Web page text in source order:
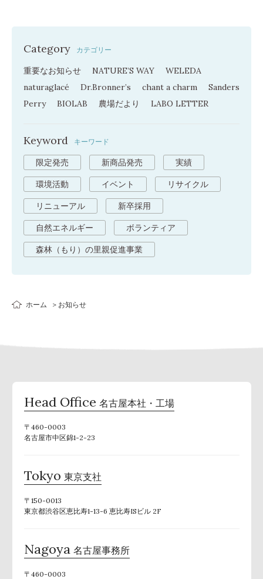
Category カテゴリー
重要なお知らせ NATURE’S WAY
WELEDA
naturaglacé
Dr.Bronner’s chant a charm
Sanders
Perry
BIOLAB 農場だより LABO LETTER
Keyword キーワード
限定発売 新商品発売 実績
環境活動 イベント リサイクル
リニューアル 新卒採用
自然エネルギー ボランティア
森林（もり）の里親促進事業
ホーム お知らせ
Head Office 名古屋本社・工場
〒460-0003
名古屋市中区錦1-2-23
Tokyo 東京支社
〒150-0013
東京都渋谷区恵比寿1-13-6 恵比寿ISビル 2F
Nagoya 名古屋事務所
〒460-0003